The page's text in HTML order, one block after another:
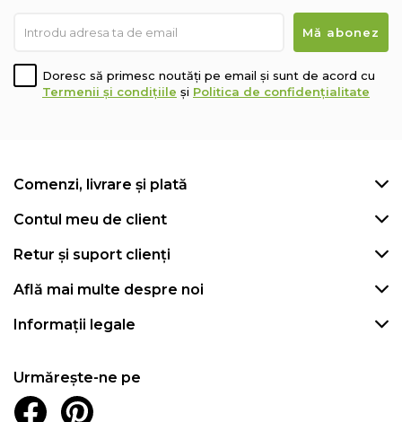
Doresc să primesc noutăți pe email și sunt de acord cu
Termenii și condițiile și Politica de confidențialitate
Comenzi, livrare și plată
Contul meu de client
Retur și suport clienți
Află mai multe despre noi
Informații legale
Urmărește-ne pe